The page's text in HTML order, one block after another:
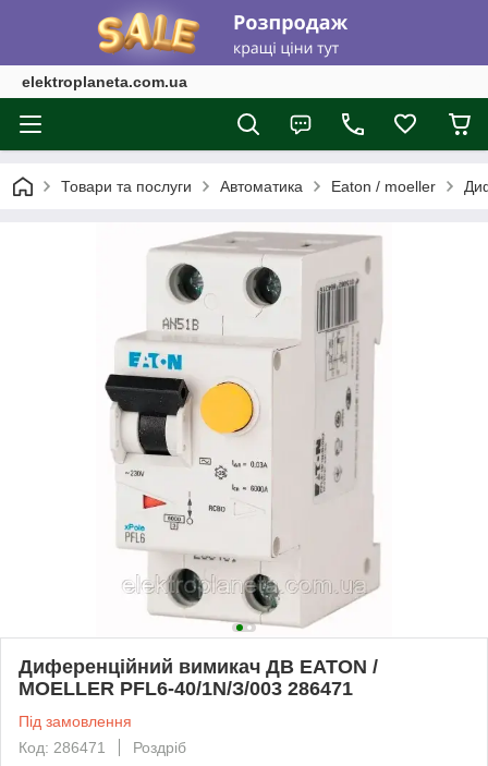
elektroplaneta.com.ua
Товари та послуги Автоматика Eaton / moeller
Диференційний вимикач ДВ EATON /
MOELLER PFL6-40/1N/З/003 286471
Під замовлення
Код: 286471
Роздріб